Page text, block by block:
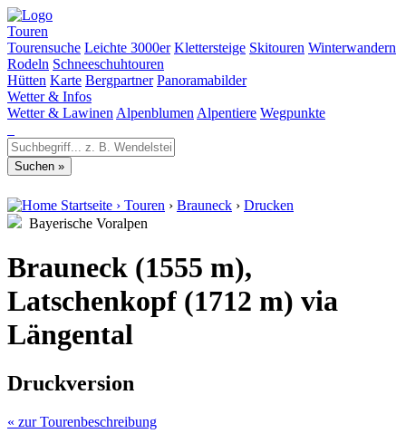
Touren
Tourensuche Leichte 3000er Klettersteige Skitouren Winterwandern
Rodeln Schneeschuhtouren
Hütten Karte Bergpartner Panoramabilder
Wetter & Infos
Wetter & Lawinen Alpenblumen Alpentiere Wegpunkte
Startseite › Touren › Brauneck › Drucken
Bayerische Voralpen
Brauneck (1555 m),
Latschenkopf (1712 m) via
Längental
Druckversion
« zur Tourenbeschreibung